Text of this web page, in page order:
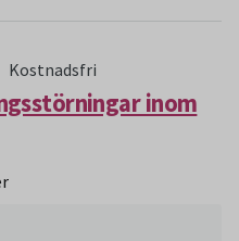
inom
Kostnadsfri